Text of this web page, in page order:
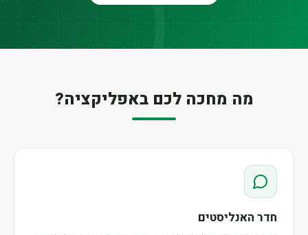
מה מחכה לכם באפליקציה?
חדר האנליסטים